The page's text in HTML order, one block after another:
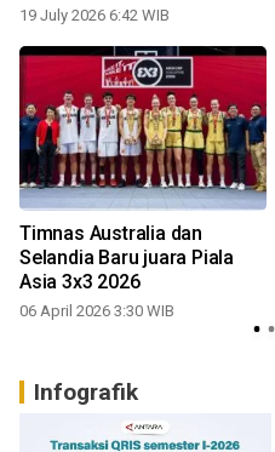
19 July 2026 6:42 WIB
Timnas Australia dan
Selandia Baru juara Piala
Asia 3x3 2026
06 April 2026 3:30 WIB
Infografik